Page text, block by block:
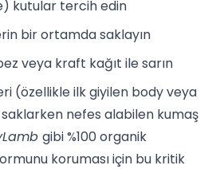
kutular tercih edin
bir ortamda saklayın
veya kraft kağıt ile sarın
(özellikle ilk giyilen body veya
nefes alabilen kumaş
gibi %100 organik
koruması için bu kritik